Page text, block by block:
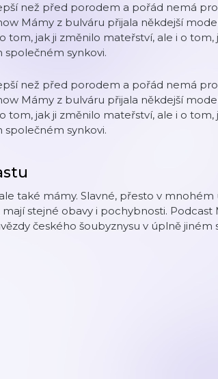
než před porodem a pořád nemá
Mámy z bulváru přijala někdejší
tom, jak ji změnilo mateřství, ale i o
společném synkovi.
než před porodem a pořád nemá
Mámy z bulváru přijala někdejší
tom, jak ji změnilo mateřství, ale i o
společném synkovi.
také mámy. Slavné, přesto v mnohém
stejné obavy i pochybnosti.
českého šoubyznysu v úplně jiném